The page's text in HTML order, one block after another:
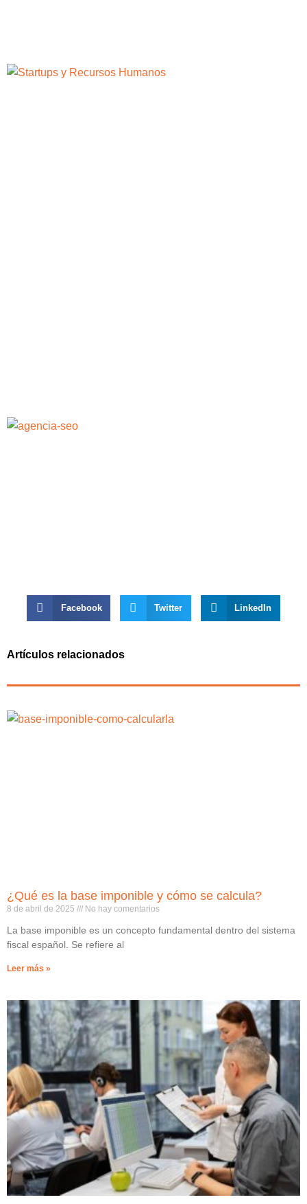
Facebook Twitter LinkedIn
Artículos relacionados
¿Qué es la base imponible y cómo se calcula?
8 de abril de 2025 No hay comentarios
La base imponible es un concepto fundamental dentro del sistema
fiscal español. Se refiere al
Leer más »